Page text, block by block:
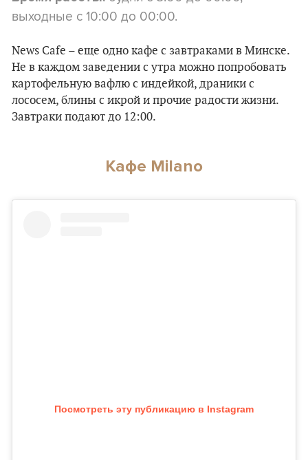
выходные с 10:00 до 00:00.
News Cafe – еще одно кафе с завтраками в Минске.
Не в каждом заведении с утра можно попробовать
картофельную вафлю с индейкой, драники с
лососем, блины с икрой и прочие радости жизни.
Завтраки подают до 12:00.
Кафе Milano
Посмотреть эту публикацию в Instagram